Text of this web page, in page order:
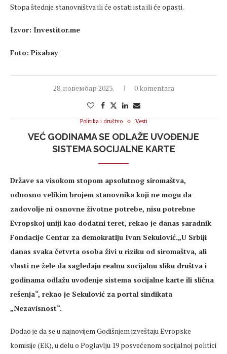
Stopa štednje stanovništva ili će ostati ista ili će opasti.
Izvor: Investitor.me
Foto: Pixabay
28. новембар 2023. 0 komentara
Politika i društvo Vesti
VEĆ GODINAMA SE ODLAŽE UVOĐENJE
SISTEMA SOCIJALNE KARTE
Države sa visokom stopom apsolutnog siromaštva,
odnosno velikim brojem stanovnika koji ne mogu da
zadovolje ni osnovne životne potrebe, nisu potrebne
Evropskoj uniji kao dodatni teret, rekao je danas saradnik
Fondacije Centar za demokratiju Ivan Sekulović.„U Srbiji
danas svaka četvrta osoba živi u riziku od siromaštva, ali
vlasti ne žele da sagledaju realnu socijalnu sliku društva i
godinama odlažu uvođenje sistema socijalne karte ili slična
rešenja“, rekao je Sekulović za portal sindikata
„Nezavisnost“.
Dodao je da se u najnovijem Godišnjem izveštaju Evropske
komisije (EK), u delu o Poglavlju 19 posvećenom socijalnoj politici